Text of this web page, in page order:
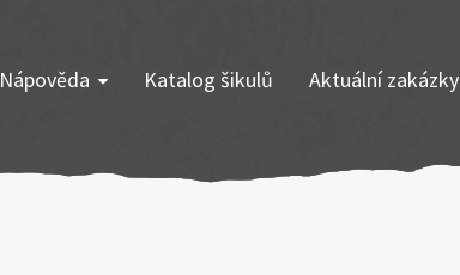
Nápověda Katalog šikulů Aktuální zakázky